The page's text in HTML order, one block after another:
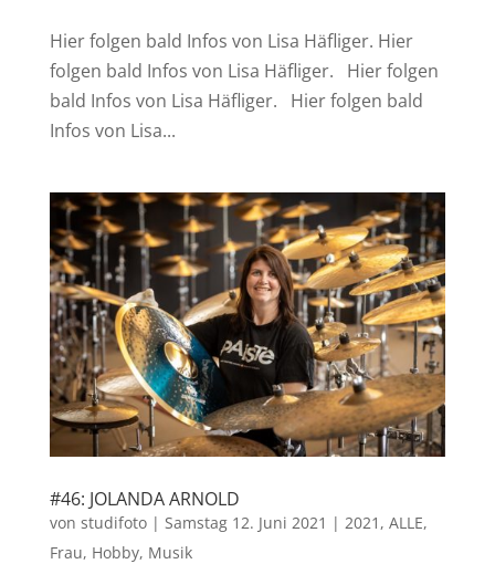
Hier folgen bald Infos von Lisa Häfliger. Hier
folgen bald Infos von Lisa Häfliger. Hier folgen
bald Infos von Lisa Häfliger. Hier folgen bald
Infos von Lisa...
#46: JOLANDA ARNOLD
von studifoto| Samstag 12. Juni 2021 | 2021 , ALLE,
Frau, Hobby, Musik